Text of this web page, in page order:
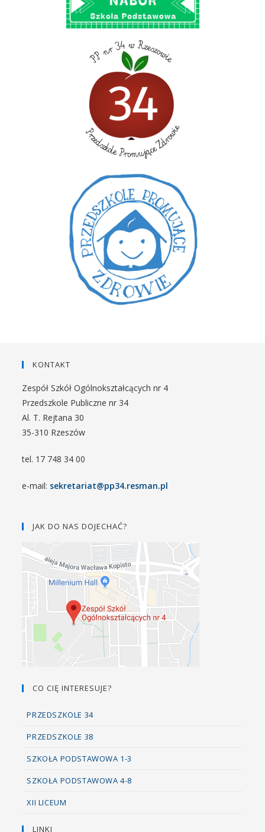
KONTAKT
Zespół Szkół Ogólnokształcących nr 4
Przedszkole Publiczne nr 34
Al. T. Rejtana 30
35-310 Rzeszów
tel. 17 748 34 00
e-mail: sekretariat@pp34.resman.pl
JAK DO NAS DOJECHAĆ?
CO CIĘ INTERESUJE?
PRZEDSZKOLE 34
PRZEDSZKOLE 38
SZKOŁA PODSTAWOWA 1-3
SZKOŁA PODSTAWOWA 4-8
XII LICEUM
LINKI